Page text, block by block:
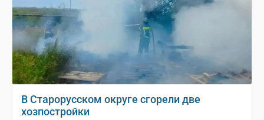
В Старорусском округе сгорели две
хозпостройки